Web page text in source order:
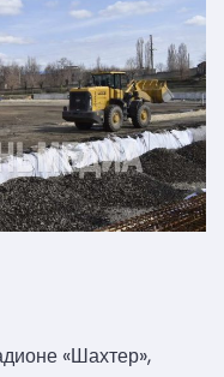
«Шахтер»,